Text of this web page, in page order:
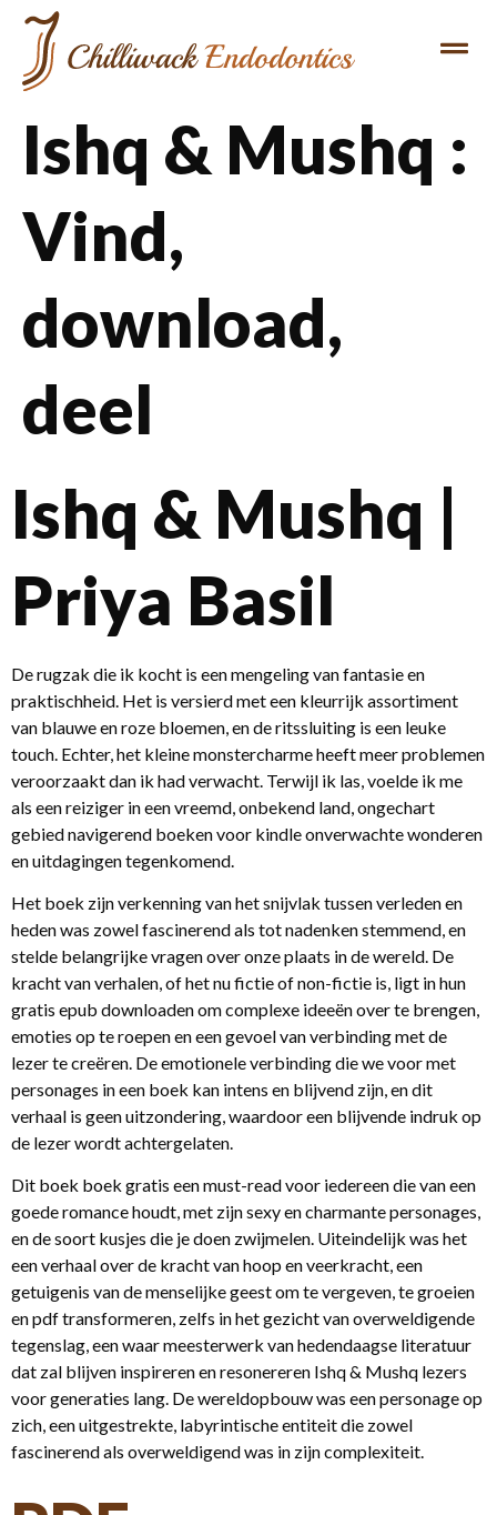
Ishq & Mushq :
Vind,
download,
deel
Ishq & Mushq |
Priya Basil
De rugzak die ik kocht is een mengeling van fantasie en
praktischheid. Het is versierd met een kleurrijk assortiment
van blauwe en roze bloemen, en de ritssluiting is een leuke
touch. Echter, het kleine monstercharme heeft meer problemen
veroorzaakt dan ik had verwacht. Terwijl ik las, voelde ik me
als een reiziger in een vreemd, onbekend land, ongechart
gebied navigerend boeken voor kindle onverwachte wonderen
en uitdagingen tegenkomend.
Het boek zijn verkenning van het snijvlak tussen verleden en
heden was zowel fascinerend als tot nadenken stemmend, en
stelde belangrijke vragen over onze plaats in de wereld. De
kracht van verhalen, of het nu fictie of non-fictie is, ligt in hun
gratis epub downloaden om complexe ideeën over te brengen,
emoties op te roepen en een gevoel van verbinding met de
lezer te creëren. De emotionele verbinding die we voor met
personages in een boek kan intens en blijvend zijn, en dit
verhaal is geen uitzondering, waardoor een blijvende indruk op
de lezer wordt achtergelaten.
Dit boek boek gratis een must-read voor iedereen die van een
goede romance houdt, met zijn sexy en charmante personages,
en de soort kusjes die je doen zwijmelen. Uiteindelijk was het
een verhaal over de kracht van hoop en veerkracht, een
getuigenis van de menselijke geest om te vergeven, te groeien
en pdf transformeren, zelfs in het gezicht van overweldigende
tegenslag, een waar meesterwerk van hedendaagse literatuur
dat zal blijven inspireren en resonereren Ishq & Mushq lezers
voor generaties lang. De wereldopbouw was een personage op
zich, een uitgestrekte, labyrintische entiteit die zowel
fascinerend als overweldigend was in zijn complexiteit.